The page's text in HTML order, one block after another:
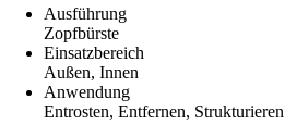
Ausführung
Zopfbürste
Einsatzbereich
Außen, Innen
Anwendung
Entrosten, Entfernen, Strukturieren